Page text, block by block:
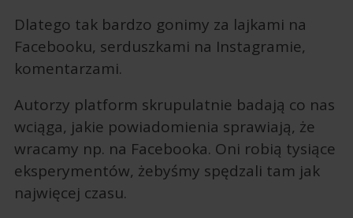
Dlatego tak bardzo gonimy za lajkami na
Facebooku, serduszkami na Instagramie,
komentarzami.
Autorzy platform skrupulatnie badają co nas
wciąga, jakie powiadomienia sprawiają, że
wracamy np. na Facebooka. Oni robią tysiące
eksperymentów, żebyśmy spędzali tam jak
najwięcej czasu.